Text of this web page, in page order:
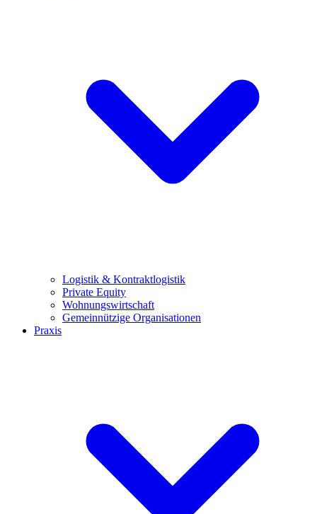
Logistik & Kontraktlogistik
Private Equity
Wohnungswirtschaft
Gemeinnützige Organisationen
Praxis